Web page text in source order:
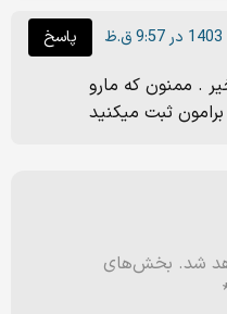
. ممنون که مارو
ثبت میکنید
پاسخ
شد. بخش‌های